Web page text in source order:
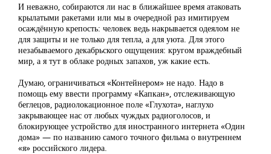
И неважно, собираются ли нас в ближайшее время атаковать
крылатыми ракетами или мы в очередной раз имитируем
осаждённую крепость: человек ведь накрывается одеялом не
для защиты и не только для тепла, а для уюта. Для этого
незабываемого декабрьского ощущения: кругом враждебный
мир, а я тут в облаке родных запахов, уж какие есть.
Думаю, ограничиваться «Контейнером» не надо. Надо в
помощь ему ввести программу «Капкан», отслеживающую
беглецов, радиолокационное поле «Глухота», наглухо
закрывающее нас от любых чуждых радиоголосов, и
блокирующее устройство для иностранного интернета «Один
дома» — по названию самого точного фильма о внутреннем
«я» российского лидера.